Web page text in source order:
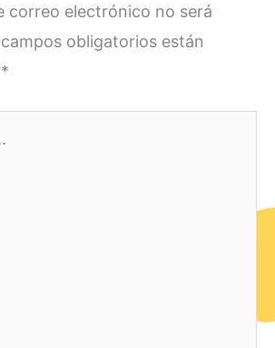
correo electrónico no será
obligatorios están
*